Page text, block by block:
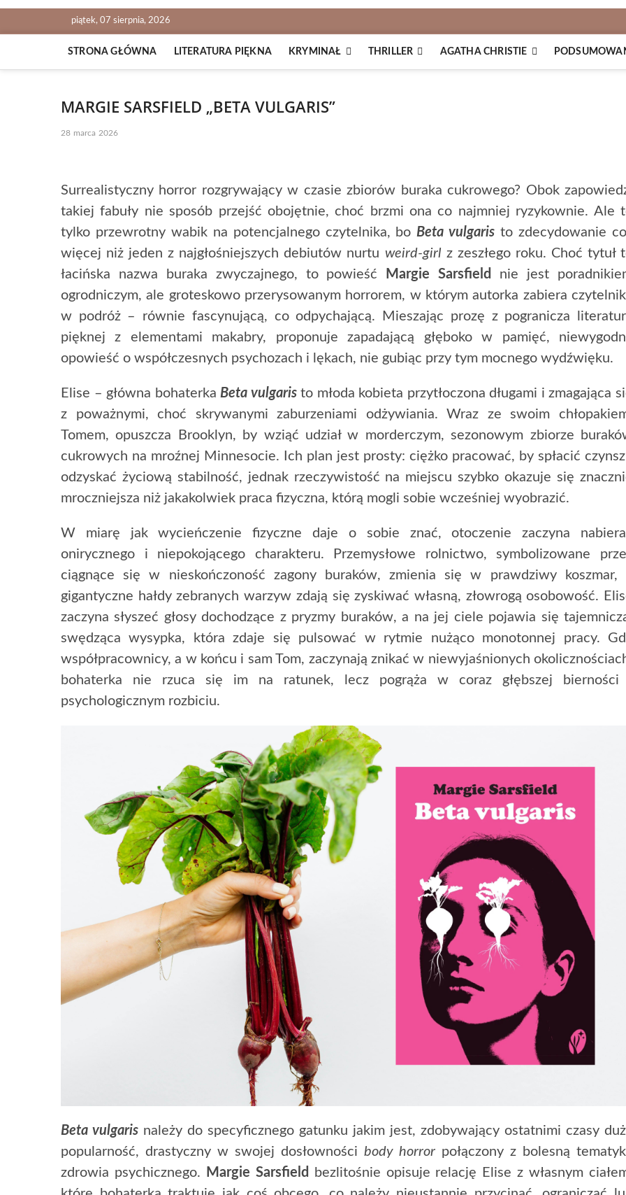
piątek, 07 sierpnia, 2026
STRONA GŁÓWNA LITERATURA PIĘKNA KRYMINAŁ THRILLER AGATHA CHRISTIE
MARGIE SARSFIELD „BETA VULGARIS”
28 marca 2026
Surrealistyczny horror rozgrywający w czasie zbiorów buraka cukrowego? Obok
takiej fabuły nie sposób przejść obojętnie, choć brzmi ona co najmniej ryzykownie. Ale
tylko przewrotny wabik na potencjalnego czytelnika, bo Beta vulgaris to zdecydowanie
więcej niż jeden z najgłośniejszych debiutów nurtu weird-girl z zeszłego roku. Choć tytuł
łacińska nazwa buraka zwyczajnego, to powieść
Margie Sarsfield
nie jest
ogrodniczym, ale groteskowo przerysowanym horrorem, w którym autorka zabiera
w podróż – równie fascynującą, co odpychającą. Mieszając prozę z pogranicza
pięknej z elementami makabry, proponuje zapadającą głęboko w pamięć,
opowieść o współczesnych psychozach i lękach, nie gubiąc przy tym mocnego wydźwięku.
Elise – główna bohaterka Beta vulgaristo młoda kobieta przytłoczona długami i zmagająca
z poważnymi, choć skrywanymi zaburzeniami odżywiania. Wraz ze swoim
Tomem, opuszcza Brooklyn, by wziąć udział w morderczym, sezonowym zbiorze
cukrowych na mroźnej Minnesocie. Ich plan jest prosty: ciężko pracować, by spłacić
odzyskać życiową stabilność, jednak rzeczywistość na miejscu szybko okazuje się
mroczniejsza niż jakakolwiek praca fizyczna, którą mogli sobie wcześniej wyobrazić.
W miarę jak wycieńczenie fizyczne daje o sobie znać, otoczenie zaczyna
onirycznego i niepokojącego charakteru. Przemysłowe rolnictwo, symbolizowane
ciągnące się w nieskończoność zagony buraków, zmienia się w prawdziwy koszmar,
gigantyczne hałdy zebranych warzyw zdają się zyskiwać własną, złowrogą osobowość.
zaczyna słyszeć głosy dochodzące z pryzmy buraków, a na jej ciele pojawia się
swędząca wysypka, która zdaje się pulsować w rytmie nużąco monotonnej pracy.
współpracownicy, a w końcu i sam Tom, zaczynają znikać w niewyjaśnionych
bohaterka nie rzuca się im na ratunek, lecz pogrąża w coraz głębszej
psychologicznym rozbiciu.
Beta vulgaris należy do specyficznego gatunku jakim jest, zdobywający ostatnimi czasy
popularność, drastyczny w swojej dosłowności body horror połączony z bolesną
zdrowia psychicznego.
Margie Sarsfield
bezlitośnie opisuje relację Elise z własnym